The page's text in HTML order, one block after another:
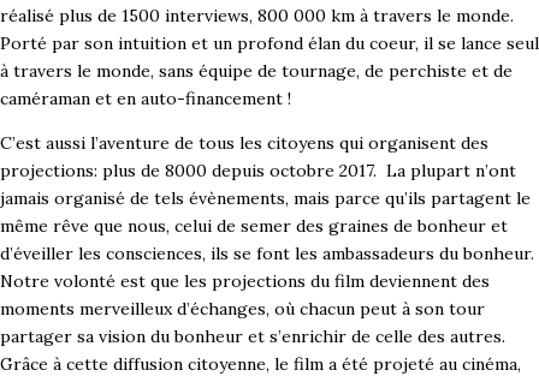
réalisé plus de 1500 interviews, 800 000 km à travers le monde.
Porté par son intuition et un profond élan du coeur, il se lance seul
à travers le monde, sans équipe de tournage, de perchiste et de
caméraman et en auto-financement !
C’est aussi l’aventure de tous les citoyens qui organisent des
projections: plus de 8000 depuis octobre 2017. La plupart n’ont
jamais organisé de tels évènements, mais parce qu’ils partagent le
même rêve que nous, celui de semer des graines de bonheur et
d’éveiller les consciences, ils se font les ambassadeurs du bonheur.
Notre volonté est que les projections du film deviennent des
moments merveilleux d’échanges, où chacun peut à son tour
partager sa vision du bonheur et s’enrichir de celle des autres.
Grâce à cette diffusion citoyenne, le film a été projeté au cinéma,